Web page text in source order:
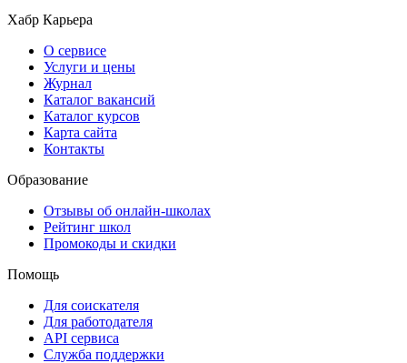
Хабр Карьера
О сервисе
Услуги и цены
Журнал
Каталог вакансий
Каталог курсов
Карта сайта
Контакты
Образование
Отзывы об онлайн-школах
Рейтинг школ
Промокоды и скидки
Помощь
Для соискателя
Для работодателя
API сервиса
Служба поддержки